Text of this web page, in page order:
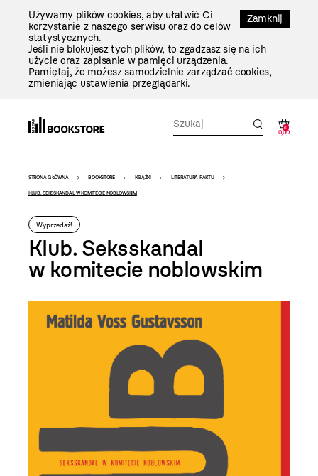
Zamknij
Używamy plików cookies, aby ułatwić Ci
korzystanie z naszego serwisu oraz do celów
statystycznych.
Jeśli nie blokujesz tych plików, to zgadzasz się na ich
użycie oraz zapisanie w pamięci urządzenia.
Pamiętaj, że możesz samodzielnie zarządzać cookies,
zmieniając ustawienia przeglądarki.
0
0,00
Bookstore
-
szablon
szczegóły
STRONA GŁÓWNA BOOKSTORE KSIĄŻKI LITERATURA FAKTU
KLUB. SEKSSKANDAL W KOMITECIE NOBLOWSKIM
Wyprzedaż!
Klub. Seksskandal
w komitecie noblowskim